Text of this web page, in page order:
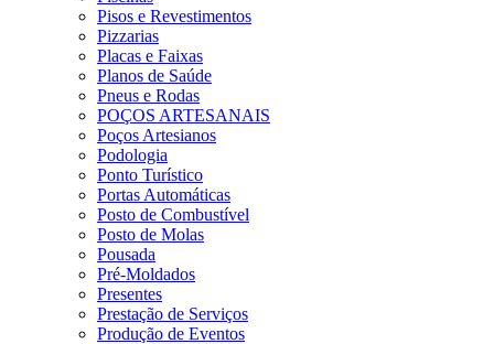
Pisos e Revestimentos
Pizzarias
Placas e Faixas
Planos de Saúde
Pneus e Rodas
POÇOS ARTESANAIS
Poços Artesianos
Podologia
Ponto Turístico
Portas Automáticas
Posto de Combustível
Posto de Molas
Pousada
Pré-Moldados
Presentes
Prestação de Serviços
Produção de Eventos